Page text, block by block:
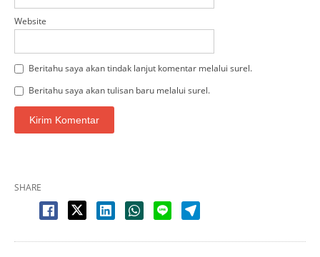
Website
Beritahu saya akan tindak lanjut komentar melalui surel.
Beritahu saya akan tulisan baru melalui surel.
SHARE